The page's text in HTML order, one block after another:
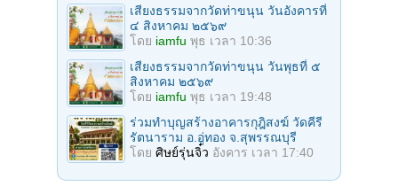
เสียงธรรมจากวัดท่าขนุน วันอังคารที่
๔ สิงหาคม ๒๕๖๙
โดย iamfu พุธ เวลา 10:36
เสียงธรรมจากวัดท่าขนุน วันพุธที่ ๕
สิงหาคม ๒๕๖๙
โดย iamfu พุธ เวลา 19:48
ร่วมทำบุญสร้างอาคารกุฎิสงฆ์ วัดคีรี
รัตนาราม อ.อู่ทอง จ.สุพรรณบุรี
โดย ศิษย์รุ่นจิ๋ว อังคาร เวลา 17:40